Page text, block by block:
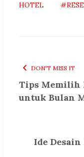
HOTEL
DON'T MISS IT
Tips Memilih
untuk Bulan
Ide